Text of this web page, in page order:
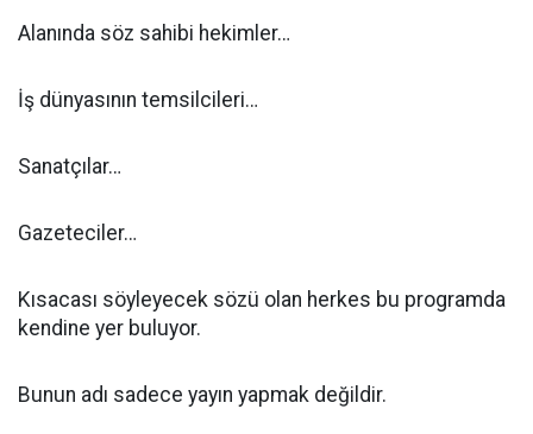
Alanında söz sahibi hekimler…
İş dünyasının temsilcileri…
Sanatçılar…
Gazeteciler…
Kısacası söyleyecek sözü olan herkes bu programda
kendine yer buluyor.
Bunun adı sadece yayın yapmak değildir.